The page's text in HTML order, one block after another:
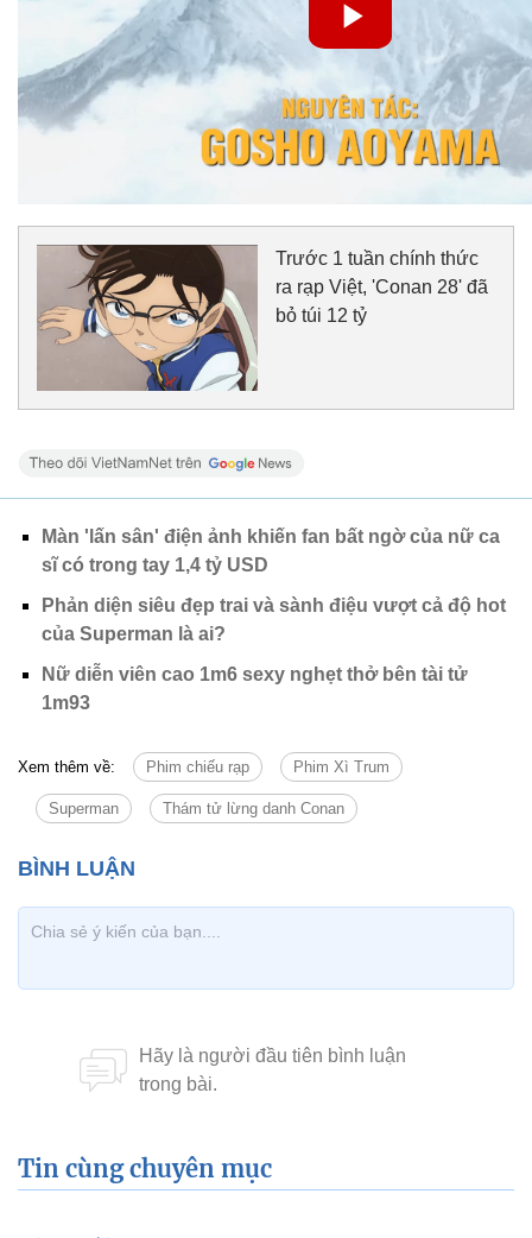
Trước 1 tuần chính thức
ra rạp Việt, 'Conan 28' đã
bỏ túi 12 tỷ
Màn 'lấn sân' điện ảnh khiến fan bất ngờ của nữ ca
sĩ có trong tay 1,4 tỷ USD
Phản diện siêu đẹp trai và sành điệu vượt cả độ hot
của Superman là ai?
Nữ diễn viên cao 1m6 sexy nghẹt thở bên tài tử
1m93
Xem thêm về: Phim chiếu rạp Phim Xì Trum
Superman Thám tử lừng danh Conan
Tin cùng chuyên mục